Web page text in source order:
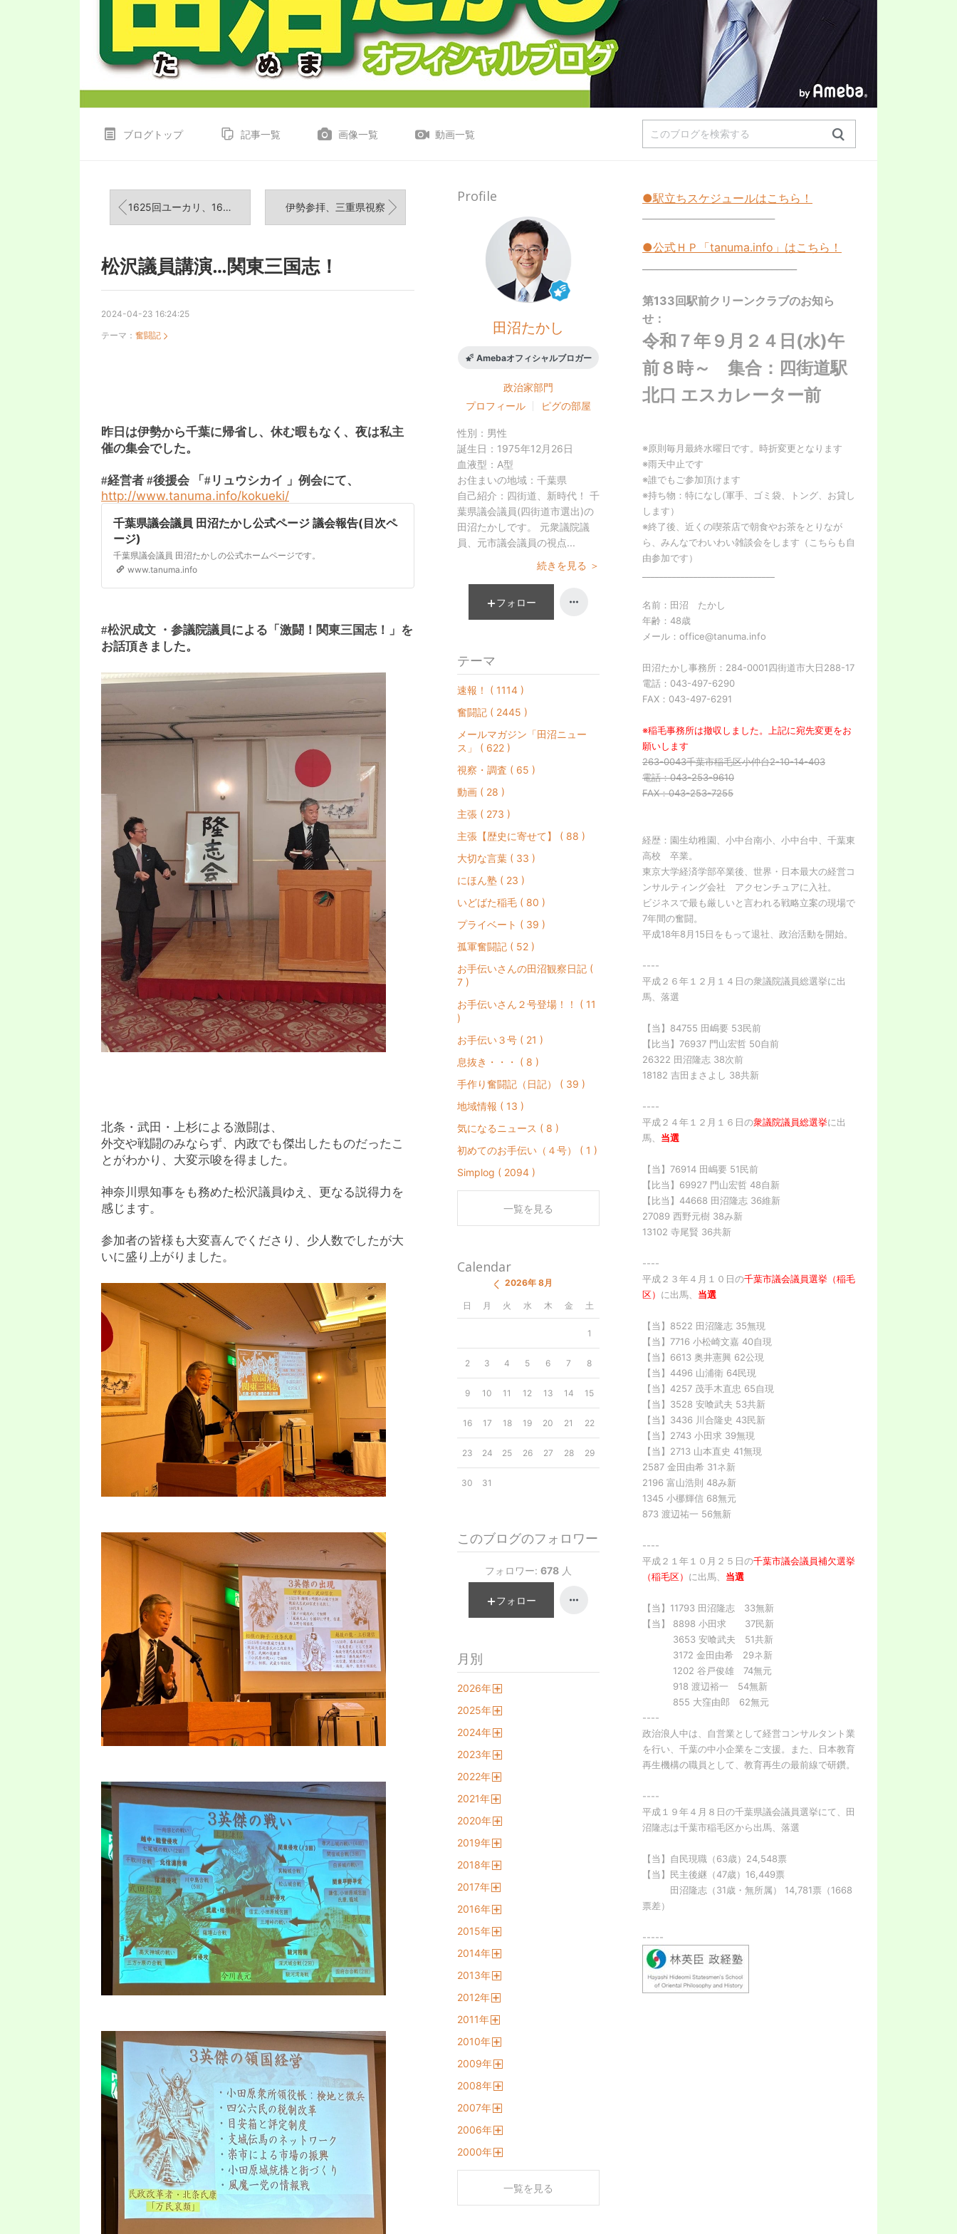
ブログトップ 記事一覧 画像一覧 動画一覧
1625回ユーカリ、1626回物井駅立ち 伊勢参拝、三重県視察
松沢議員講演…関東三国志！
2024-04-23 16:24:25
テーマ： 奮闘記
昨日は伊勢から千葉に帰省し、休む暇もなく、夜は私主
催の集会でした。
#経営者 #後援会 「#リュウシカイ 」例会にて、
http://www.tanuma.info/kokueki/
千葉県議会議員 田沼たかし公式ページ 議会報告(目次ペ
ージ)
千葉県議会議員 田沼たかしの公式ホームページです。
www.tanuma.info
#松沢成文 ・参議院議員による「激闘！関東三国志！」を
お話頂きました。
北条・武田・上杉による激闘は、
外交や戦闘のみならず、内政でも傑出したものだったこ
とがわかり、大変示唆を得ました。
神奈川県知事をも務めた松沢議員ゆえ、更なる説得力を
感じます。
参加者の皆様も大変喜んでくださり、少人数でしたが大
いに盛り上がりました。
●駅立ちスケジュールはこちら！
●公式ＨＰ「tanuma.info 」はこちら！
第133回駅前クリーンクラブのお知ら
せ：
令和７年９月２４日(水)午
前８時～ 集合：四街道駅
北口 エスカレーター前
※原則毎月最終水曜日です。時折変更となります
※雨天中止です
※誰でもご参加頂けます
※持ち物：特になし(軍手、ゴミ袋、トング、お貸し
します）
※終了後、近くの喫茶店で朝食やお茶をとりなが
ら、みんなでわいわい雑談会をします（こちらも自
由参加です）
名前：田沼 たかし
年齢：48歳
メール：office@tanuma.info
田沼たかし事務所：284-0001四街道市大日288-17
電話：043-497-6290
FAX：043-497-6291
※稲毛事務所は撤収しました。上記に宛先変更をお
願いします
263-0043千葉市稲毛区小仲台2-10-14-403
電話：043-253-9610
FAX：043-253-7255
経歴：園生幼稚園、小中台南小、小中台中、千葉東
高校 卒業。
東京大学経済学部卒業後、世界・日本最大の経営コ
ンサルティング会社 アクセンチュアに入社。
ビジネスで最も厳しいと言われる戦略立案の現場で
7年間の奮闘。
平成18年8月15日をもって退社、政治活動を開始。
----
平成２６年１２月１４日の衆議院議員総選挙に出
馬、落選
【当】84755 田嶋要 53民前
【比当】76937 門山宏哲 50自前
26322 田沼隆志 38次前
18182 吉田まさよし 38共新
----
平成２４年１２月１６日の衆議院議員総選挙に出
馬、 当選
【当】76914 田嶋要 51民前
【比当】69927 門山宏哲 48自新
【比当】44668 田沼隆志 36維新
27089 西野元樹 38み新
13102 寺尾賢 36共新
----
平成２３年４月１０日の千葉市議会議員選挙（稲毛
区） に出馬、 当選
【当】8522 田沼隆志 35無現
【当】7716 小松崎文嘉 40自現
【当】6613 奥井憲興 62公現
【当】4496 山浦衛 64民現
【当】4257 茂手木直忠 65自現
【当】3528 安喰武夫 53共新
【当】3436 川合隆史 43民新
【当】2743 小田求 39無現
【当】2713 山本直史 41無現
2587 金田由希 31ネ新
2196 富山浩則 48み新
1345 小梛輝信 68無元
873 渡辺祐一 56無新
----
平成２１年１０月２５日の千葉市議会議員補欠選挙
（稲毛区） に出馬、 当選
【当】11793 田沼隆志 33無新
【当】 8898 小田求 37民新
3653 安喰武夫 51共新
3172 金田由希 29ネ新
1202 谷戸俊雄 74無元
918 渡辺裕一 54無新
855 大窪由郎 62無元
----
政治浪人中は、自営業として経営コンサルタント業
を行い、千葉の中小企業をご支援。また、日本教育
再生機構の職員として、教育再生の最前線で研鑽。
----
平成１９年４月８日の千葉県議会議員選挙にて、田
沼隆志は千葉市稲毛区から出馬、落選
【当】自民現職（63歳）24,548票
【当】民主後継（47歳）16,449票
田沼隆志（31歳・無所属） 14,781票（1668
票差）
-----
Profile
田沼たかし
Amebaオフィシャルブロガー
政治家部門
プロフィール
ピグの部屋
性別： 男性
誕生日： 1975年12月26日
血液型： A型
お住まいの地域： 千葉県
自己紹介： 四街道、新時代！ 千
葉県議会議員(四街道市選出)の
田沼たかしです。 元衆議院議
員、元市議会議員の視点...
続きを見る ＞
フォロー
テーマ
速報！ ( 1114 )
奮闘記 ( 2445 )
メールマガジン「田沼ニュー
ス」 ( 622 )
視察・調査 ( 65 )
動画 ( 28 )
主張 ( 273 )
主張【歴史に寄せて】 ( 88 )
大切な言葉 ( 33 )
にほん塾 ( 23 )
いどばた稲毛 ( 80 )
プライベート ( 39 )
孤軍奮闘記 ( 52 )
お手伝いさんの田沼観察日記 (
7 )
お手伝いさん２号登場！！ ( 11
)
お手伝い３号 ( 21 )
息抜き・・・ ( 8 )
手作り奮闘記（日記） ( 39 )
地域情報 ( 13 )
気になるニュース ( 8 )
初めてのお手伝い（４号） ( 1 )
Simplog ( 2094 )
一覧を見る
Calendar
2026年 8月
日 月 火 水 木 金 土
1
2 3 4 5 6 7 8
9 10 11 12 13 14 15
16 17 18 19 20 21 22
23 24 25 26 27 28 29
30 31
このブログのフォロワー
フォロワー: 678 人
フォロー
月別
2026年
2025年
2024年
2023年
2022年
2021年
2020年
2019年
2018年
2017年
2016年
2015年
2014年
2013年
2012年
2011年
2010年
2009年
2008年
2007年
2006年
2000年
一覧を見る